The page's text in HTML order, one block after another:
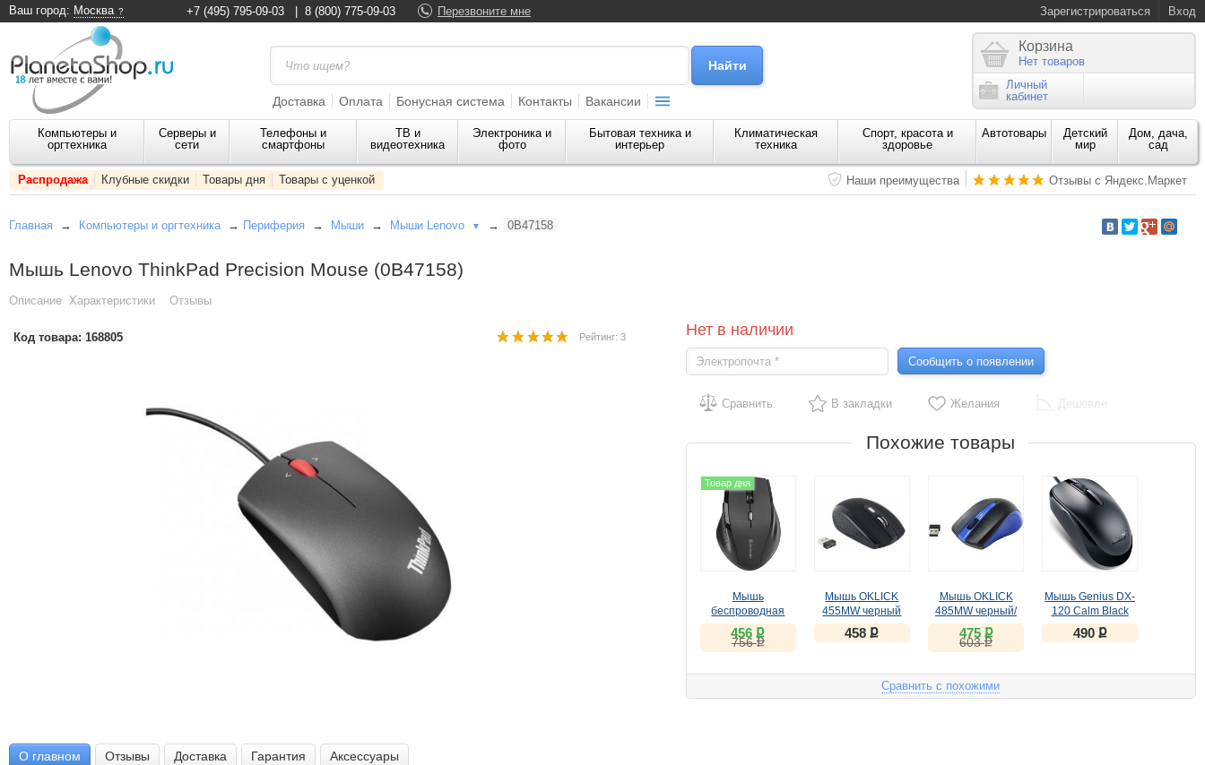
Ваш город: Москва Зарегистрироваться Вход
+7 (495) 795-09-03 8 (800) 775-09-03 Перезвоните мне
Доставка Оплата Бонусная система Контакты Вакансии
Корзина
Нет товаров
Личный
кабинет
Компьютеры и
оргтехника
Серверы и
сети
Телефоны и
смартфоны
ТВ и
видеотехника
Электроника и
фото
Бытовая техника и
интерьер
Климатическая
техника
Спорт, красота и
здоровье
Автотовары
Детский
мир
Дом, дача,
сад
Распродажа Клубные скидки Товары дня Товары с уценкой Наши преимущества Отзывы с Яндекс.Маркет
Главная → Компьютеры и оргтехника→ Периферия → Мыши → Мыши Lenovo ▼ → 0B47158
Мышь Lenovo ThinkPad Precision Mouse (0B47158)
Описание Характеристики Отзывы
Код товара: 168805 Рейтинг: 3 Нет в наличии
Сообщить о появлении
Сравнить В закладки Желания Дешевле
Похожие товары
Товар дня
Мышь
беспроводная
Defender Accura
MM-365 черный
456ք
756ք
Мышь OKLICK
455MW черный
458ք
Мышь OKLICK
485MW черный/
синий
475 ք
603ք
Мышь Genius DX-
120 Calm Black
USB
490 ք
Сравнить с похожими
О главном Отзывы Доставка Гарантия Аксессуары